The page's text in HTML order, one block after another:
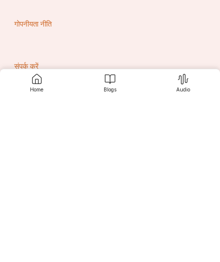
Home Blogs Audio
गोपनीयता नीति
संपर्क करें